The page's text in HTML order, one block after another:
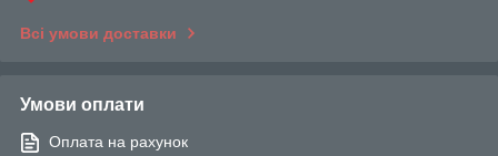
Всі умови доставки
Умови оплати
Оплата на рахунок